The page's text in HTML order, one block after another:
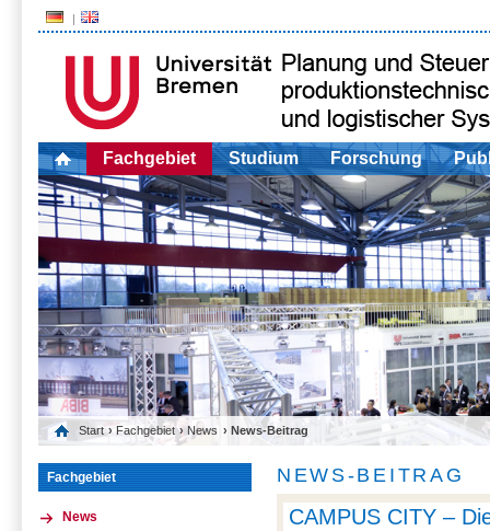
Fachgebiet Studium Forschung
Start › Fachgebiet › News › News-Beitrag
Fachgebiet
News
NEWS-BEITRAG
CAMPUS CITY –